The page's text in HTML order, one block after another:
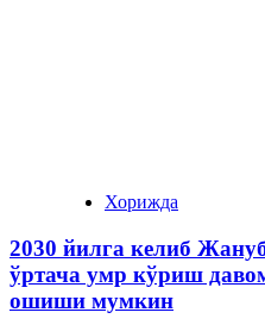
Хорижда
2030 йилга келиб
ўртача умр кўриш
ошиши мумкин